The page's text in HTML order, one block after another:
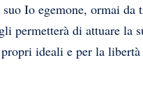
Io egemone, ormai
permetterà di attuare
ideali e per la